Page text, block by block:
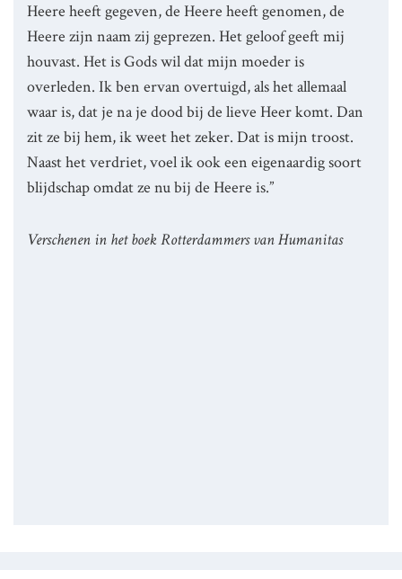
Heere heeft gegeven, de Heere heeft genomen, de
Heere zijn naam zij geprezen. Het geloof geeft mij
houvast. Het is Gods wil dat mijn moeder is
overleden. Ik ben ervan overtuigd, als het allemaal
waar is, dat je na je dood bij de lieve Heer komt. Dan
zit ze bij hem, ik weet het zeker. Dat is mijn troost.
Naast het verdriet, voel ik ook een eigenaardig soort
blijdschap omdat ze nu bij de Heere is.”
Verschenen in het boek Rotterdammers van Humanitas